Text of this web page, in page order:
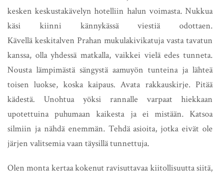
kesken keskustakävelyn hotelliin halun voimasta. Nukkua
käsi kiinni kännykässä viestiä odottaen.
Kävellä keskitalven Prahan mukulakivikatuja vasta tavatun
kanssa, olla yhdessä matkalla, vaikkei vielä edes tunneta.
Nousta lämpimästä sängystä aamuyön tunteina ja lähteä
toisen luokse, koska kaipaus. Avata rakkauskirje. Pitää
kädestä. Unohtua yöksi rannalle varpaat hiekkaan
upotettuina puhumaan kaikesta ja ei mistään. Katsoa
silmiin ja nähdä enemmän. Tehdä asioita, jotka eivät ole
järjen valitsemia vaan täysillä tunnettuja.
Olen monta kertaa kokenut ravisuttavaa kiitollisuutta siitä,